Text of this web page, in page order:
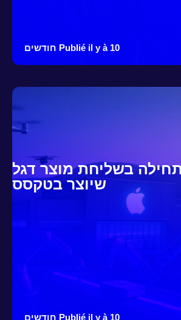
Publié il y à 10 חודשים
בשליחת מוצר דגל
שיוצר בטקסס
Publié il y à 10 חודשים